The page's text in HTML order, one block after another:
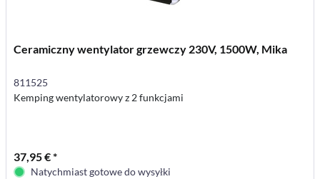
Ceramiczny wentylator grzewczy 230V, 1500W, Mika
811525
Kemping wentylatorowy z 2 funkcjami
37,95 € *
Natychmiast gotowe do wysyłki